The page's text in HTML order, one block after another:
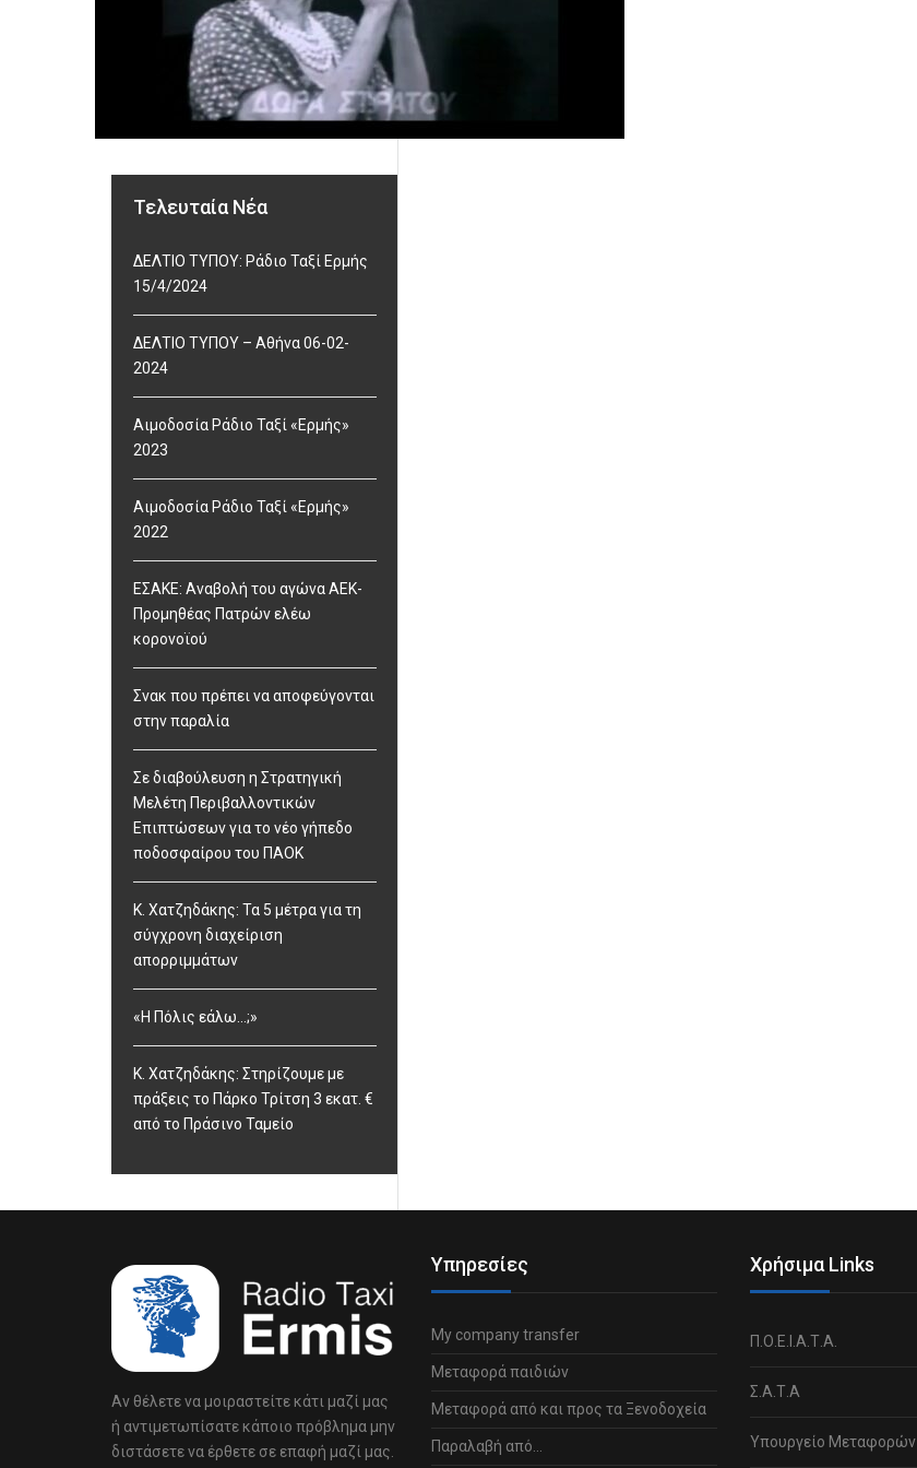
Τελευταία Νέα
ΔΕΛΤΙΟ ΤΥΠΟΥ: Ράδιο Ταξί Ερμής
15/4/2024
ΔΕΛΤΙΟ ΤΥΠΟΥ – Αθήνα 06-02-
2024
Αιμοδοσία Ράδιο Ταξί «Ερμής»
2023
Αιμοδοσία Ράδιο Ταξί «Ερμής»
2022
ΕΣΑΚΕ: Αναβολή του αγώνα ΑΕΚ-
Προμηθέας Πατρών ελέω
κορονοϊού
Σνακ που πρέπει να αποφεύγονται
στην παραλία
Σε διαβούλευση η Στρατηγική
Μελέτη Περιβαλλοντικών
Επιπτώσεων για το νέο γήπεδο
ποδοσφαίρου του ΠΑΟΚ
Κ. Χατζηδάκης: Τα 5 μέτρα για τη
σύγχρονη διαχείριση
απορριμμάτων
«Η Πόλις εάλω…;»
Κ. Χατζηδάκης: Στηρίζουμε με
πράξεις το Πάρκο Τρίτση 3 εκατ. €
από το Πράσινο Ταμείο
Αν θέλετε να μοιραστείτε κάτι μαζί μας
ή αντιμετωπίσατε κάποιο πρόβλημα μην
διστάσετε να έρθετε σε επαφή μαζί μας.
Υπηρεσίες
My company transfer
Μεταφορά παιδιών
Μεταφορά από και προς τα Ξενοδοχεία
Παραλαβή από…
Χρήσιμα Links
Π.Ο.Ε.Ι.Α.Τ.Α.
Σ.Α.Τ.Α
Υπουργείο Μεταφορών